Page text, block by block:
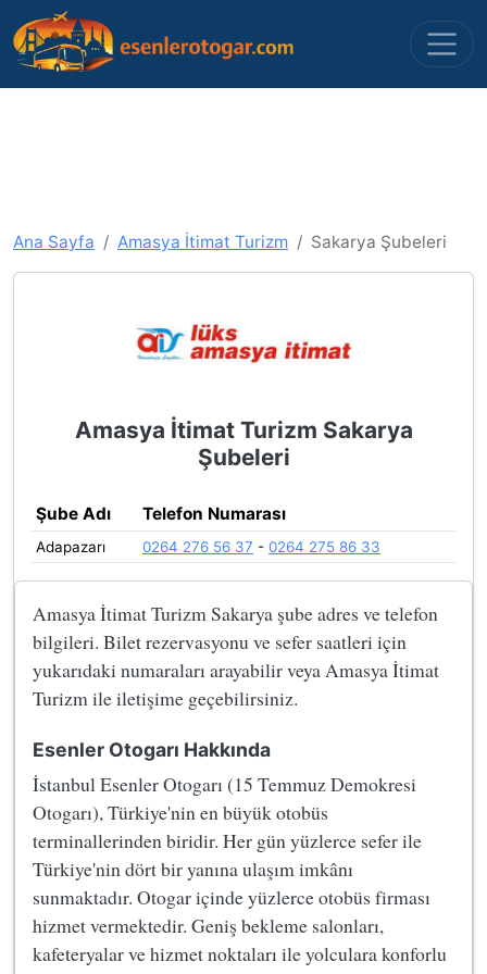
Ana Sayfa Amasya İtimat Turizm Sakarya Şubeleri
Amasya İtimat Turizm Sakarya
Şubeleri
Şube Adı Telefon Numarası
Adapazarı 0264 276 56 37 - 0264 275 86 33
Amasya İtimat Turizm Sakarya şube adres ve telefon
bilgileri. Bilet rezervasyonu ve sefer saatleri için
yukarıdaki numaraları arayabilir veya Amasya İtimat
Turizm ile iletişime geçebilirsiniz.
Esenler Otogarı Hakkında
İstanbul Esenler Otogarı (15 Temmuz Demokresi
Otogarı), Türkiye'nin en büyük otobüs
terminallerinden biridir. Her gün yüzlerce sefer ile
Türkiye'nin dört bir yanına ulaşım imkânı
sunmaktadır. Otogar içinde yüzlerce otobüs firması
hizmet vermektedir. Geniş bekleme salonları,
kafeteryalar ve hizmet noktaları ile yolculara konforlu